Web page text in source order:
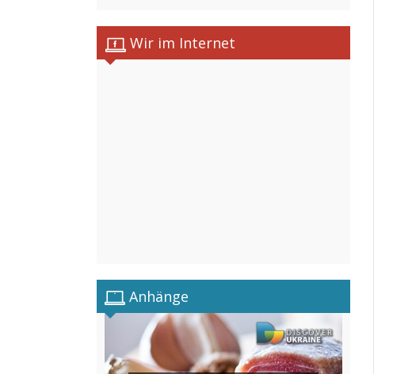
Wir im Internet
Anhänge